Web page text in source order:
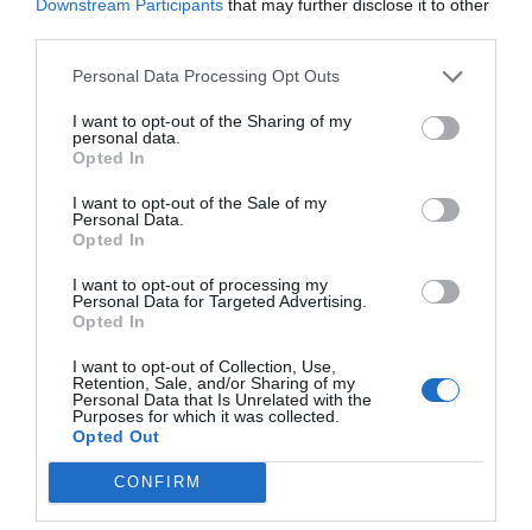
Downstream Participants that may further disclose it to other
Personal Data Processing Opt Outs
I want to opt-out of the Sharing of my
personal data.
Opted In
I want to opt-out of the Sale of my
Personal Data.
Opted In
I want to opt-out of processing my
Personal Data for Targeted Advertising.
Opted In
I want to opt-out of Collection, Use,
Retention, Sale, and/or Sharing of my
Personal Data that Is Unrelated with the
Purposes for which it was collected.
Opted Out
CONFIRM